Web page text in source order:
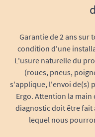
Garantie de 2 ans sur
condition d'une
L'usure naturelle du
(roues, pneus,
s'applique, l'envoi de(s)
Ergo. Attention la
diagnostic doit être fait
lequel nous